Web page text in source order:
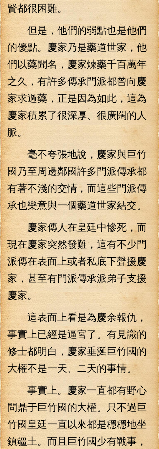
賢都很困難。
但是，他們的弱點也是他們
的優點。慶家乃是藥道世家，他
們以藥聞名，慶家煉藥千百萬年
之久，有許多傳承門派都曾向慶
家求過藥，正是因為如此，這為
慶家積累了很深厚、很廣闊的人
脈。
毫不夸張地說，慶家與巨竹
國乃至周邊鄰國許多門派傳承都
有著不淺的交情，而這些門派傳
承也樂意與一個藥道世家結交。
慶家傳人在皇廷中慘死，而
現在慶家突然發難，這有不少門
派傳在表面上或者私底下聲援慶
家，甚至有門派傳承派弟子支援
慶家。
這表面上看是為慶余報仇，
事實上已經是逼宮了。有見識的
修士都明白，慶家垂涎巨竹國的
大權不是一天、二天的事情。
事實上。慶家一直都有野心
問鼎于巨竹國的大權。只不過巨
竹國皇廷一直以來都是穩穩地坐
鎮疆土。而且巨竹國少有戰事，